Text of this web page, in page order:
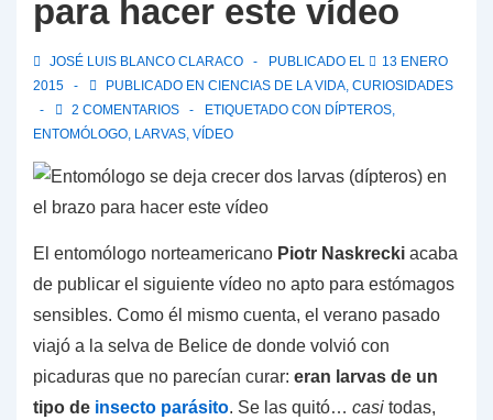
para hacer este vídeo
JOSÉ LUIS BLANCO CLARACO PUBLICADO EL
13 ENERO
2015
PUBLICADO EN CIENCIAS DE LA VIDA, CURIOSIDADES
2 COMENTARIOS
ETIQUETADO CON DÍPTEROS,
ENTOMÓLOGO, LARVAS, VÍDEO
El entomólogo norteamericano Piotr Naskrecki acaba
de publicar el siguiente vídeo no apto para estómagos
sensibles. Como él mismo cuenta, el verano pasado
viajó a la selva de Belice de donde volvió con
picaduras que no parecían curar: eran larvas de un
tipo de insecto parásito. Se las quitó… casi todas,